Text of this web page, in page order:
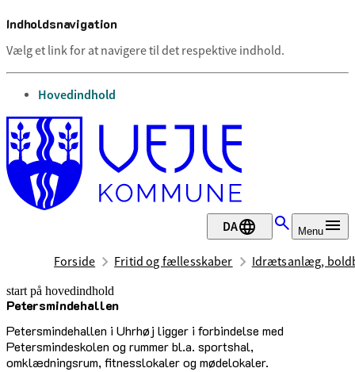
Indholdsnavigation
Vælg et link for at navigere til det respektive indhold.
gå til
Hovedindhold
DA Menu
Forside Fritid og fællesskaber Idrætsanlæg,
start på hovedindhold
Petersmindehallen
Petersmindehallen i Uhrhøj ligger i forbindelse med
Petersmindeskolen og rummer bl.a. sportshal,
omklædningsrum, fitnesslokaler og mødelokaler.
senest opdateret 17. februar 2026